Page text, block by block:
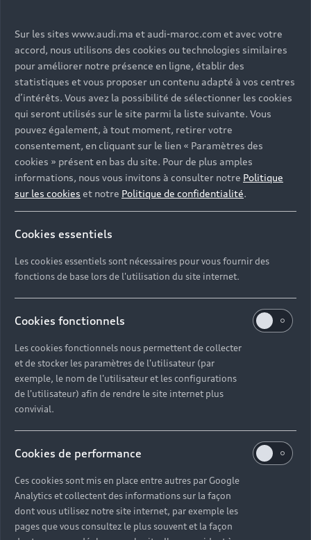
Audi A5
l’Audi A5 vous transporte, même à l’arrêt.
Cabriolet.
A partir de 40 370 €*
En savoir plus
Sur les sites www.audi.ma et audi-maroc.com et avec votre
accord, nous utilisons des cookies ou technologies similaires
pour améliorer notre présence en ligne, établir des
statistiques et vous proposer un contenu adapté à vos centres
d’intérêts. Vous avez la possibilité de sélectionner les cookies
qui seront utilisés sur le site parmi la liste suivante. Vous
pouvez également, à tout moment, retirer votre
consentement, en cliquant sur le lien « Paramètres des
cookies » présent en bas du site. Pour de plus amples
informations, nous vous invitons à consulter notre Politique
sur les cookies et notre Politique de confidentialité.
Cookies essentiels
Les cookies essentiels sont nécessaires pour vous fournir des
fonctions de base lors de l'utilisation du site internet.
Cookies fonctionnels
Les cookies fonctionnels nous permettent de collecter
et de stocker les paramètres de l'utilisateur (par
exemple, le nom de l'utilisateur et les configurations
de l'utilisateur) afin de rendre le site internet plus
convivial.
Cookies de performance
Ces cookies sont mis en place entre autres par Google
Analytics et collectent des informations sur la façon
dont vous utilisez notre site internet, par exemple les
pages que vous consultez le plus souvent et la façon